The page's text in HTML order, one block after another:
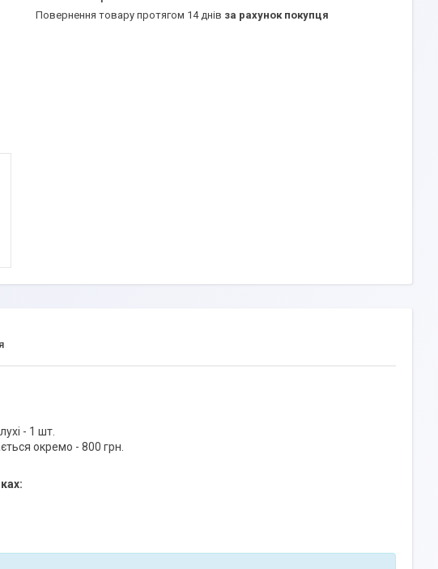
повернення товару протягом 14 днів за рахунок покупця
- 1 шт.
окремо - 800 грн.